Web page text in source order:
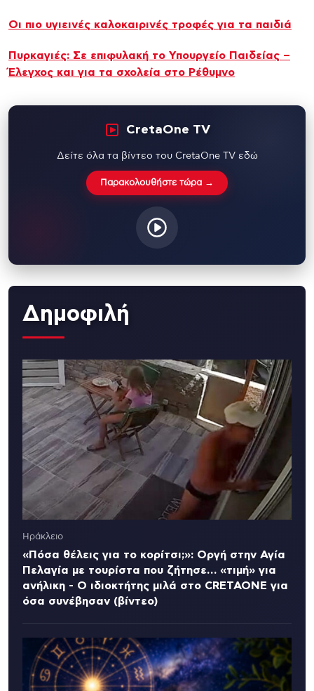
Οι πιο υγιεινές καλοκαιρινές τροφές για τα παιδιά
Πυρκαγιές: Σε επιφυλακή το Υπουργείο Παιδείας –
Έλεγχος και για τα σχολεία στο Ρέθυμνο
CretaOne TV
Δείτε όλα τα βίντεο του CretaOne TV εδώ
Παρακολουθήστε τώρα →
Δημοφιλή
Ηράκλειο
«Πόσα θέλεις για το κορίτσι;»: Οργή στην Αγία
Πελαγία με τουρίστα που ζήτησε… «τιμή» για
ανήλικη - Ο ιδιοκτήτης μιλά στο CRETAONE για
όσα συνέβησαν (βίντεο)